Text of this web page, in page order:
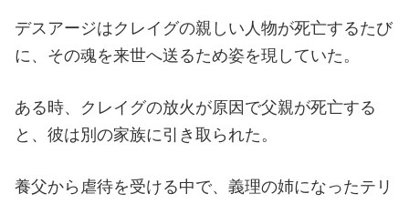
デスアージはクレイグの親しい人物が死亡するたび
に、その魂を来世へ送るため姿を現していた。
ある時、クレイグの放火が原因で父親が死亡する
と、彼は別の家族に引き取られた。
養父から虐待を受ける中で、義理の姉になったテリ